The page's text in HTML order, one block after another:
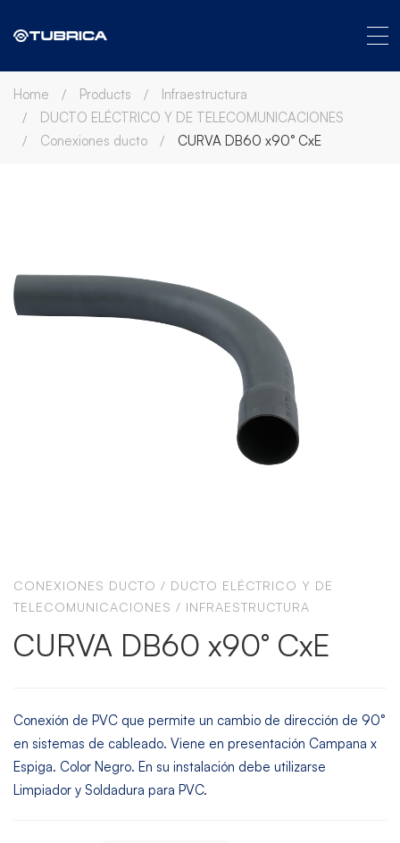
Home Products
Infraestructura
DUCTO ELÉCTRICO Y DE TELECOMUNICACIONES
Conexiones ducto
CURVA DB60 x90° CxE
CONEXIONES DUCTO / DUCTO ELÉCTRICO Y DE
TELECOMUNICACIONES / INFRAESTRUCTURA
CURVA DB60 x90° CxE
Conexión de PVC que permite un cambio de dirección de 90°
en sistemas de cableado. Viene en presentación Campana x
Espiga. Color Negro. En su instalación debe utilizarse
Limpiador y Soldadura para PVC.